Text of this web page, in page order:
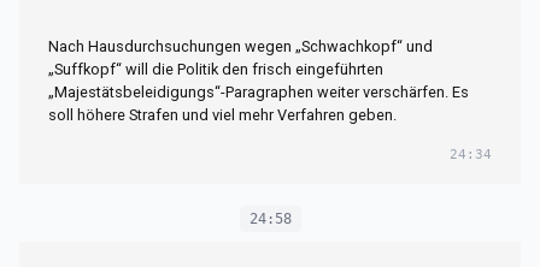
Nach Hausdurchsuchungen wegen „Schwachkopf“ und
„Suffkopf“ will die Politik den frisch eingeführten
„Majestätsbeleidigungs“-Paragraphen weiter verschärfen. Es
soll höhere Strafen und viel mehr Verfahren geben.
24:34
24:58